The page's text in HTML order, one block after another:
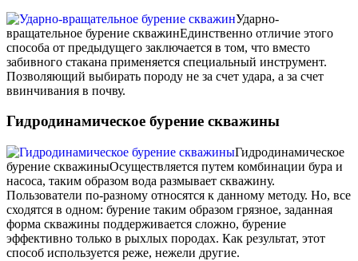
Ударно-
вращательное бурение скважинЕдинственно отличие этого
способа от предыдущего заключается в том, что вместо
забивного стакана применяется специальный инструмент.
Позволяющий выбирать породу не за счет удара, а за счет
ввинчивания в почву.
Гидродинамическое бурение скважины
Гидродинамическое
бурение скважиныОсуществляется путем комбинации бура и
насоса, таким образом вода размывает скважину.
Пользователи по-разному относятся к данному методу. Но, все
сходятся в одном: бурение таким образом грязное, заданная
форма скважины поддерживается сложно, бурение
эффективно только в рыхлых породах. Как результат, этот
способ используется реже, нежели другие.